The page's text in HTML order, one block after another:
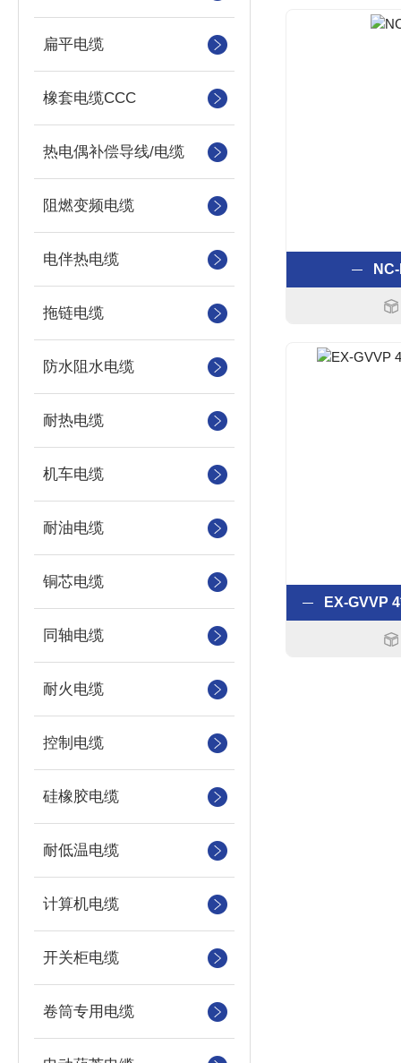
扁平电缆
橡套电缆CCC
热电偶补偿导线/电缆
阻燃变频电缆
电伴热电缆
拖链电缆
防水阻水电缆
耐热电缆
机车电缆
耐油电缆
铜芯电缆
同轴电缆
耐火电缆
控制电缆
硅橡胶电缆
耐低温电缆
计算机电缆
开关柜电缆
卷筒专用电缆